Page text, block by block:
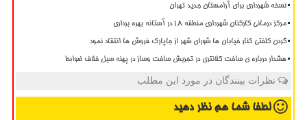
نسخه شهرداری برای آرامستان جدید تهران
مرکز درمانی کارکنان شهرداری منطقه ۱۸ در آستانه بهره برداری
گردن کلفتی کنار خیابان ها شورای شهر از جاپارک فروش ها انتقاد نمود
هشدار درباره ی ساخت کلانتری در تجریش ساخت وساز در پهنه سیل خلاف ضوابط
نظرات بینندگان در مورد این مطلب
لطفا شما همنظر دهید